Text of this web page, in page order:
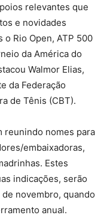
relevantes que
e novidades
Rio Open, ATP 500
da América do
Walmor Elias,
da Federação
de Tênis (CBT).
reunindo nomes para
embaixadoras,
Estes
indicações, serão
novembro, quando
anual.